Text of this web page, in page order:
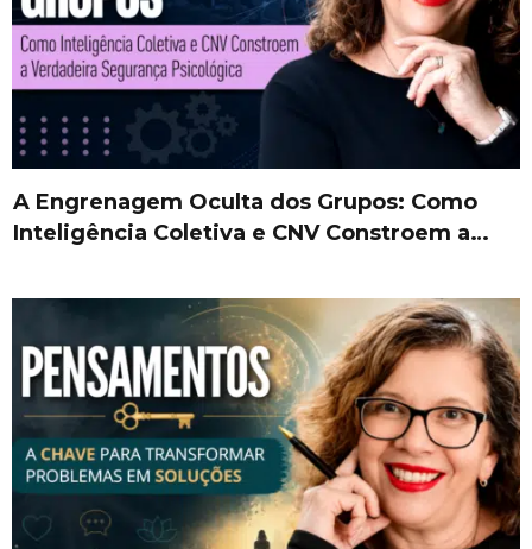
A Engrenagem Oculta dos Grupos: Como
Inteligência Coletiva e CNV Constroem a…